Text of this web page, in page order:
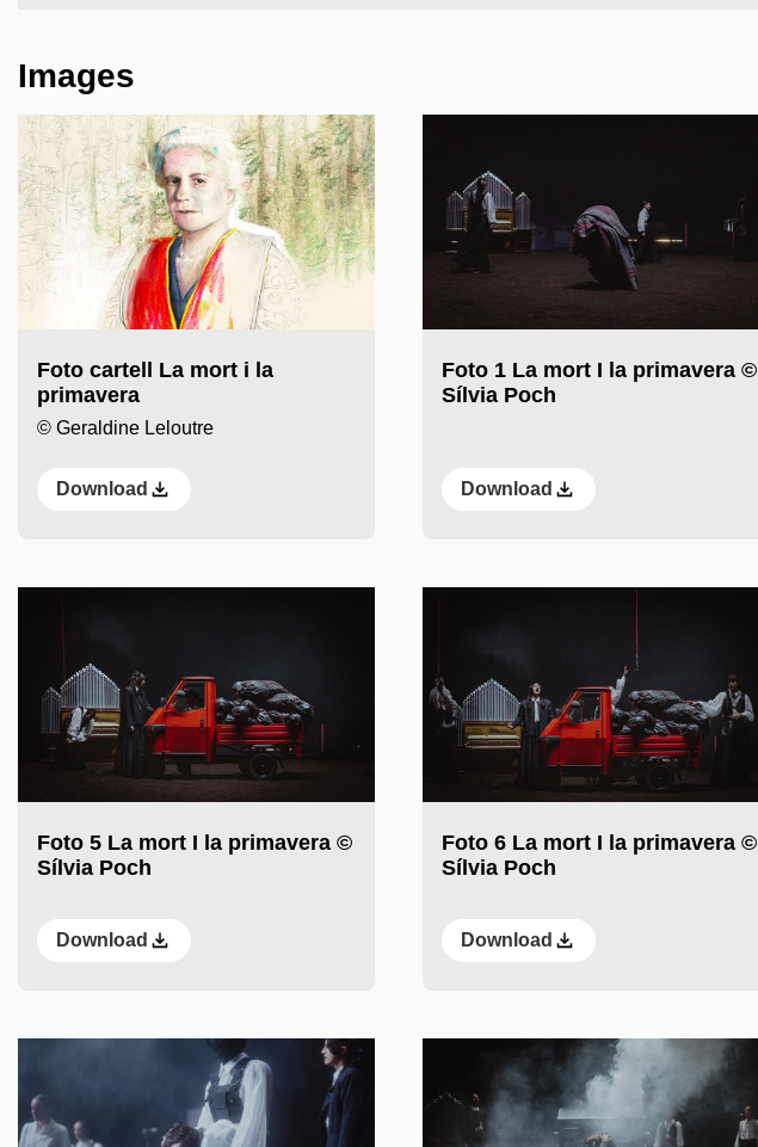
Images
Foto cartell La mort i la
primavera
© Geraldine Leloutre
Download
Foto 1 La mort I la primavera ©
Sílvia Poch
Download
Foto 5 La mort I la primavera ©
Sílvia Poch
Download
Foto 6 La mort I la primavera ©
Sílvia Poch
Download